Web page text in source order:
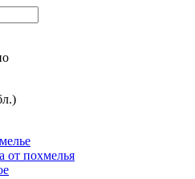
от похмелья